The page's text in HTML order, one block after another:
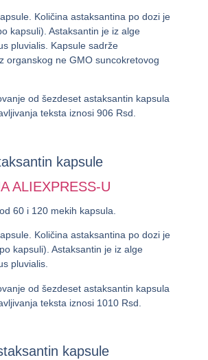
Količina astaksantina po dozi je
kapsuli). Astaksantin je iz alge
pluvialis. Kapsule sadrže
organskog ne GMO suncokretovog
od šezdeset astaksantin kapsula
teksta iznosi 906 Rsd.
kapsule
ALIEXPRESS-U
60 i 120 mekih kapsula.
Količina astaksantina po dozi je
kapsuli). Astaksantin je iz alge
pluvialis.
od šezdeset astaksantin kapsula
teksta iznosi 1010 Rsd.
kapsule